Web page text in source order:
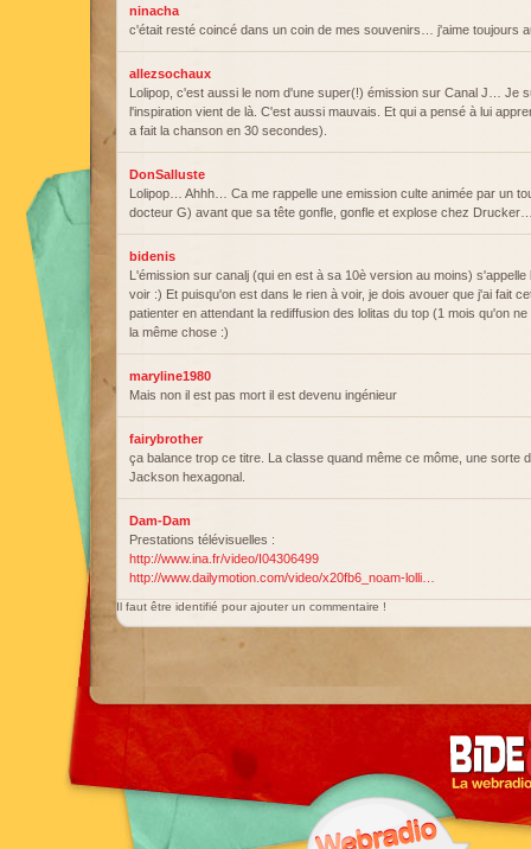
ninacha
c'était resté coincé dans un coin de mes souvenirs… j'aime toujours
allezsochaux
Lolipop, c'est aussi le nom d'une super(!) émission sur Canal J… Je
l'inspiration vient de là. C'est aussi mauvais. Et qui a pensé à lui
a fait la chanson en 30 secondes).
DonSalluste
Lolipop… Ahhh… Ca me rappelle une emission culte animée par un
docteur G) avant que sa tête gonfle, gonfle et explose chez
bidenis
L'émission sur canalj (qui en est à sa 10è version au moins) s'appelle
voir :) Et puisqu'on est dans le rien à voir, je dois avouer que j'ai fait
patienter en attendant la rediffusion des lolitas du top (1 mois qu'on
la même chose :)
maryline1980
Mais non il est pas mort il est devenu ingénieur
fairybrother
ça balance trop ce titre. La classe quand même ce môme, une sorte
Jackson hexagonal.
Dam-Dam
Prestations télévisuelles :
http://www.ina.fr/video/I04306499
http://www.dailymotion.com/video/x20fb6_noam-lolli…
Il faut être identifié pour ajouter un commentaire !